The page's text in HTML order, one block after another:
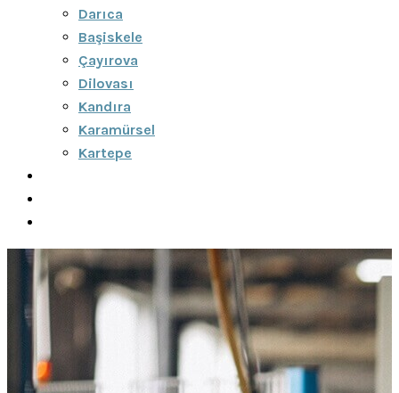
Darıca
Başiskele
Çayırova
Dilovası
Kandıra
Karamürsel
Kartepe